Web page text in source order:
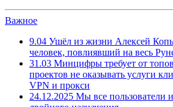
Важное
9.04 Ушёл из жизни Алексей
человек, повлиявший на весь
31.03 Минцифры требует от
проектов не оказывать услуги
VPN и прокси
24.12.2025 Мы все пользователи